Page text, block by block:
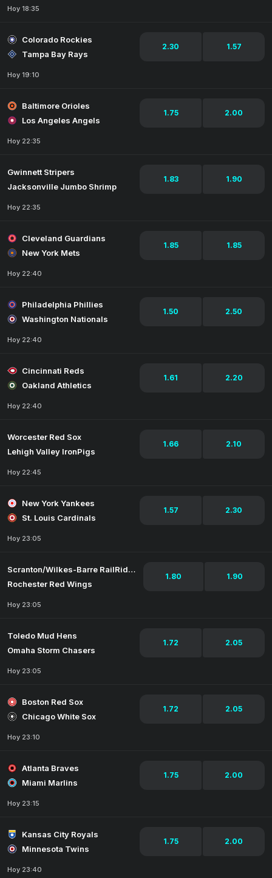
Hoy 18:35
Colorado Rockies
Tampa Bay Rays
2.30 1.57
Hoy 19:10
Baltimore Orioles
Los Angeles Angels
1.75 2.00
Hoy 22:35
Gwinnett Stripers
Jacksonville Jumbo Shrimp
1.83 1.90
Hoy 22:35
Cleveland Guardians
New York Mets
1.85 1.85
Hoy 22:40
Philadelphia Phillies
Washington Nationals
1.50 2.50
Hoy 22:40
Cincinnati Reds
Oakland Athletics
1.61 2.20
Hoy 22:40
Worcester Red Sox
Lehigh Valley IronPigs
1.66 2.10
Hoy 22:45
New York Yankees
St. Louis Cardinals
1.57 2.30
Hoy 23:05
Scranton/Wilkes-Barre RailRiders
Rochester Red Wings
1.80 1.90
Hoy 23:05
Toledo Mud Hens
Omaha Storm Chasers
1.72 2.05
Hoy 23:05
Boston Red Sox
Chicago White Sox
1.72 2.05
Hoy 23:10
Atlanta Braves
Miami Marlins
1.75 2.00
Hoy 23:15
Kansas City Royals
Minnesota Twins
1.75 2.00
Hoy 23:40